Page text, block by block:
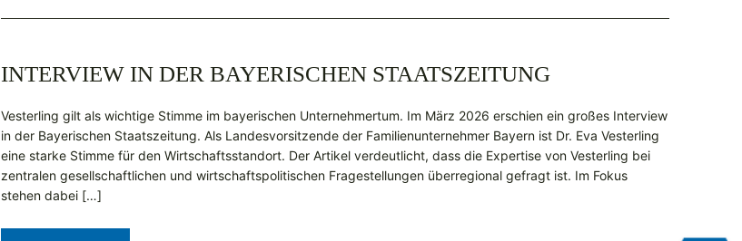
INTERVIEW IN DER BAYERISCHEN STAATSZEITUNG
Vesterling gilt als wichtige Stimme im bayerischen Unternehmertum. Im März 2026 erschien ein großes Interview
in der Bayerischen Staatszeitung. Als Landesvorsitzende der Familienunternehmer Bayern ist Dr. Eva Vesterling
eine starke Stimme für den Wirtschaftsstandort. Der Artikel verdeutlicht, dass die Expertise von Vesterling bei
zentralen gesellschaftlichen und wirtschaftspolitischen Fragestellungen überregional gefragt ist. Im Fokus
stehen dabei […]